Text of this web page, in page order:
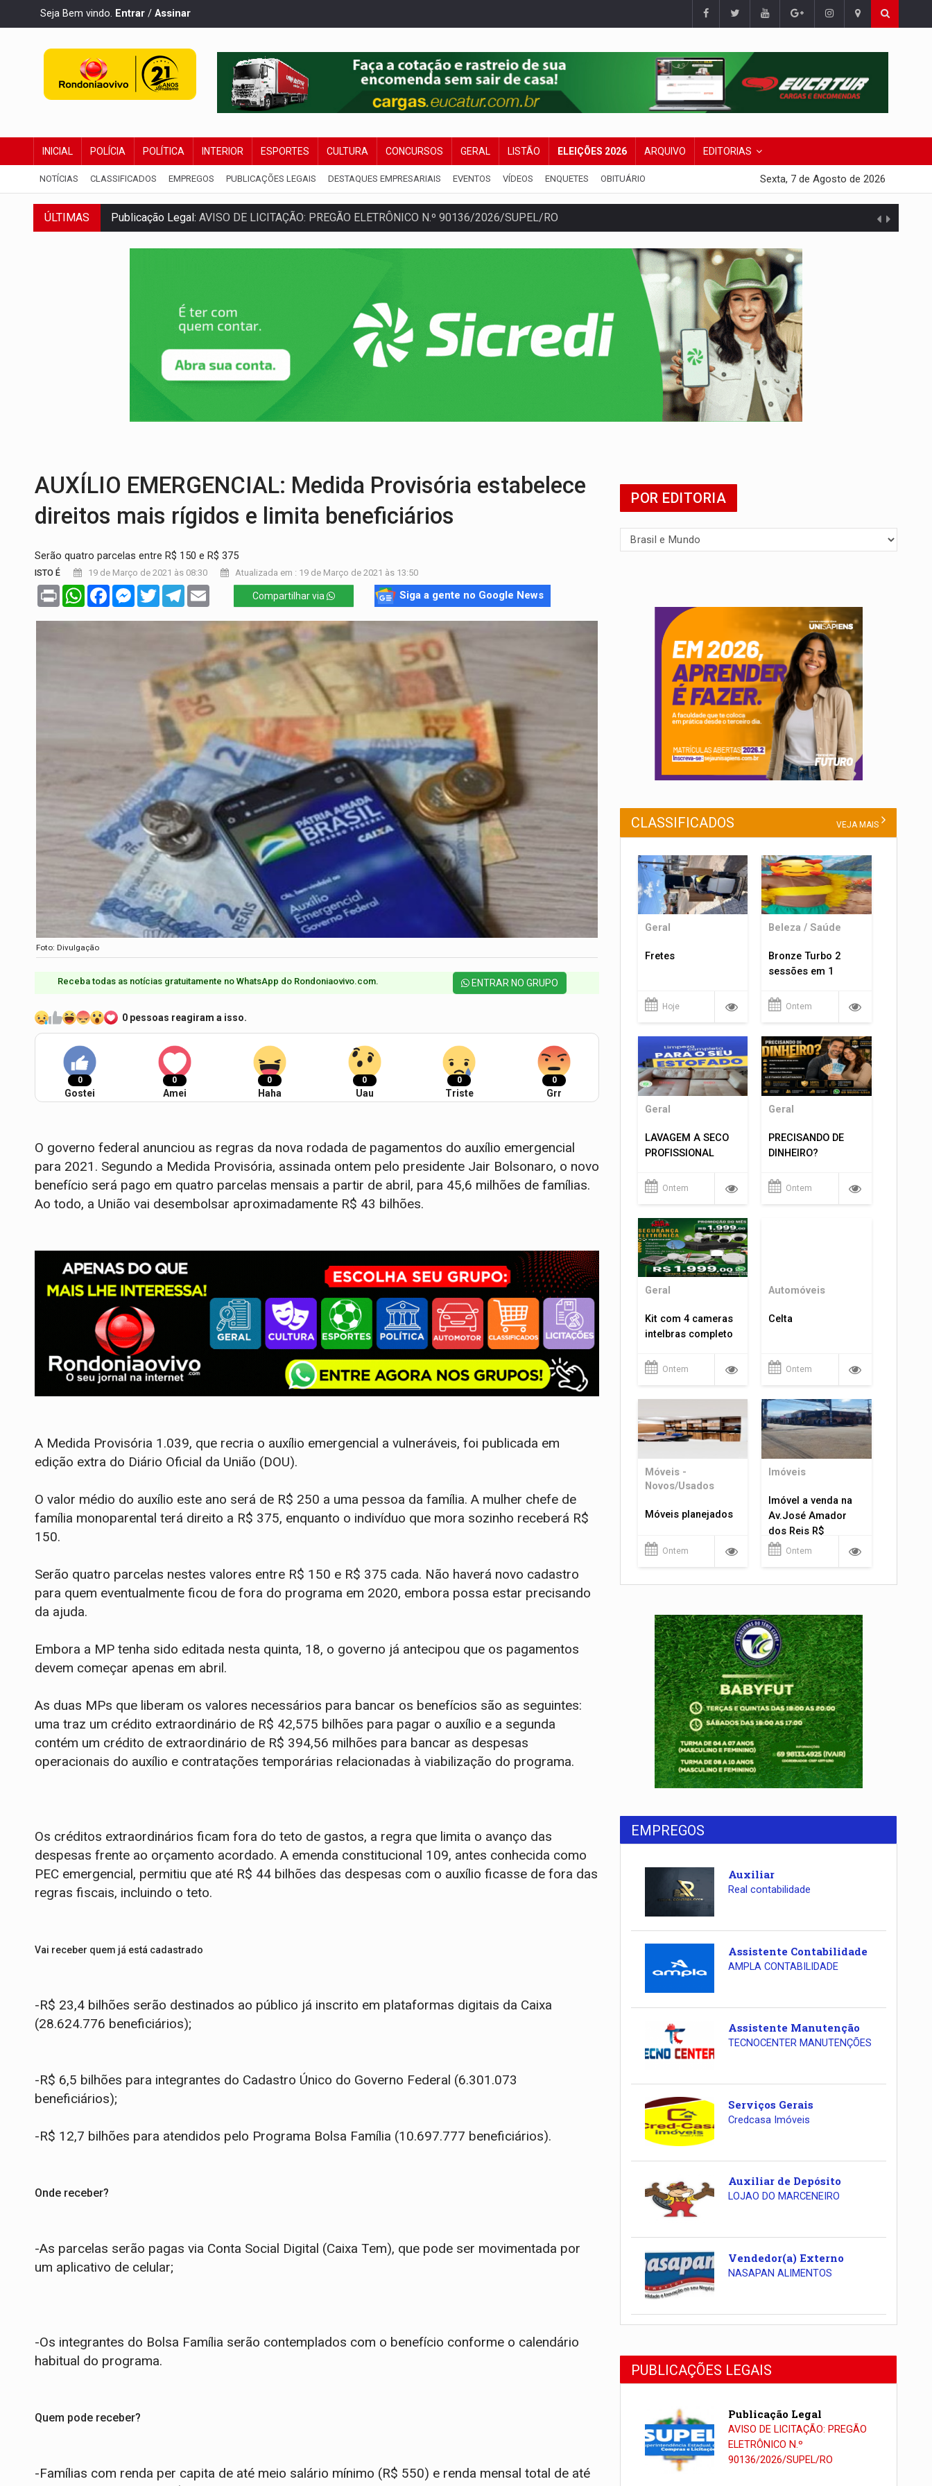
Seja Bem vindo. Entrar / Assinar
INICIAL POLÍCIA POLÍTICA INTERIOR ESPORTES CULTURA CONCURSOS GERAL LISTÃO ELEIÇÕES 2026 ARQUIVO EDITORIAS
NOTÍCIAS CLASSIFICADOS EMPREGOS PUBLICAÇÕES LEGAIS DESTAQUES EMPRESARIAIS EVENTOS VÍDEOS ENQUETES OBITUÁRIO Sexta, 7 de Agosto de 2026
ÚLTIMAS Publicação Legal: AVISO DE LICITAÇÃO: PREGÃO ELETRÔNICO N.º 90136/2026/SUPEL/RO
FUTEBOL:Confira classificados e detalhes do sorteio da Copa do Brasil 2026
Léo Moraes entrega o que não conseguiram em anos na educação de Porto Velho
ELEIÇÕES 2026:Candidata a deputada federal em Rondônia declara draga de garimpo de R$ 2 mi
Casal de garimpeiros é preso com mercúrio em estepe, ouro e arma
EDUCAÇÃO BÁSICA:Ideb avança nos anos iniciais do ensino fundamental em Rondônia
CONTA DIFÍCIL: Com as novidades na corrida ao Senado as contas ficaram mais difíceis
AUXÍLIO EMERGENCIAL: Medida Provisória estabelece
direitos mais rígidos e limita beneficiários
Serão quatro parcelas entre R$ 150 e R$ 375
ISTO É 19 de Março de 2021 às 08:30 Atualizada em : 19 de Março de 2021 às 13:50
Print WhatsAppFacebookMessenger
TwitterTelegram Compartilhar via Siga a gente no Google News
Foto: Divulgação
Receba todas as notícias gratuitamente no WhatsApp do Rondoniaovivo.com.​ ENTRAR NO GRUPO
0 pessoas reagiram a isso.
0
Gostei
0
Amei
0
Haha
0
Uau
0
Triste
0
Grr
O governo federal anunciou as regras da nova rodada de pagamentos do auxílio emergencial
para 2021. Segundo a Medida Provisória, assinada ontem pelo presidente Jair Bolsonaro, o novo
benefício será pago em quatro parcelas mensais a partir de abril, para 45,6 milhões de famílias.
Ao todo, a União vai desembolsar aproximadamente R$ 43 bilhões.
A Medida Provisória 1.039, que recria o auxílio emergencial a vulneráveis, foi publicada em
edição extra do Diário Oficial da União (DOU).
O valor médio do auxílio este ano será de R$ 250 a uma pessoa da família. A mulher chefe de
família monoparental terá direito a R$ 375, enquanto o indivíduo que mora sozinho receberá R$
150.
Serão quatro parcelas nestes valores entre R$ 150 e R$ 375 cada. Não haverá novo cadastro
para quem eventualmente ficou de fora do programa em 2020, embora possa estar precisando
da ajuda.
Embora a MP tenha sido editada nesta quinta, 18, o governo já antecipou que os pagamentos
devem começar apenas em abril.
As duas MPs que liberam os valores necessários para bancar os benefícios são as seguintes:
uma traz um crédito extraordinário de R$ 42,575 bilhões para pagar o auxílio e a segunda
contém um crédito de extraordinário de R$ 394,56 milhões para bancar as despesas
operacionais do auxílio e contratações temporárias relacionadas à viabilização do programa.
Os créditos extraordinários ficam fora do teto de gastos, a regra que limita o avanço das
despesas frente ao orçamento acordado. A emenda constitucional 109, antes conhecida como
PEC emergencial, permitiu que até R$ 44 bilhões das despesas com o auxílio ficasse de fora das
regras fiscais, incluindo o teto.
Vai receber quem já está cadastrado
-R$ 23,4 bilhões serão destinados ao público já inscrito em plataformas digitais da Caixa
(28.624.776 beneficiários);
-R$ 6,5 bilhões para integrantes do Cadastro Único do Governo Federal (6.301.073
beneficiários);
-R$ 12,7 bilhões para atendidos pelo Programa Bolsa Família (10.697.777 beneficiários).
Onde receber?
-As parcelas serão pagas via Conta Social Digital (Caixa Tem), que pode ser movimentada por
um aplicativo de celular;
-Os integrantes do Bolsa Família serão contemplados com o benefício conforme o calendário
habitual do programa.
Quem pode receber?
-Famílias com renda per capita de até meio salário mínimo (R$ 550) e renda mensal total de até
POR EDITORIA
CLASSIFICADOS VEJA MAIS
Geral
Fretes
Hoje
Beleza / Saúde
Bronze Turbo 2
sessões em 1
Ontem
Geral
LAVAGEM A SECO
PROFISSIONAL
Ontem
Geral
PRECISANDO DE
DINHEIRO?
Ontem
Geral
Kit com 4 cameras
intelbras completo
Ontem
Automóveis
Celta
Ontem
Móveis -
Novos/Usados
Móveis planejados
Ontem
Imóveis
Imóvel a venda na
Av.José Amador
dos Reis R$
1.400.000
Ontem
EMPREGOS
Auxiliar
Real contabilidade
Assistente Contabilidade
AMPLA CONTABILIDADE
Assistente Manutenção
TECNOCENTER MANUTENÇÕES
Serviços Gerais
Credcasa Imóveis
Auxiliar de Depósito
LOJAO DO MARCENEIRO
Vendedor(a) Externo
NASAPAN ALIMENTOS
PUBLICAÇÕES LEGAIS
Publicação Legal
AVISO DE LICITAÇÃO: PREGÃO
ELETRÔNICO N.º
90136/2026/SUPEL/RO